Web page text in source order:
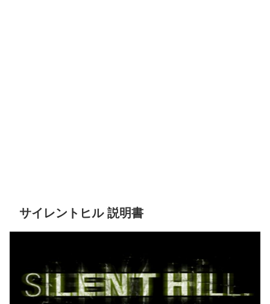
サイレントヒル 説明書